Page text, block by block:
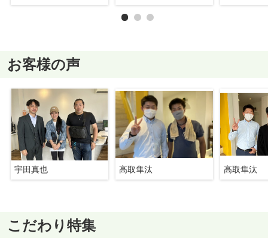
お客様の声
宇田真也 高取隼汰 高取隼汰
こだわり特集